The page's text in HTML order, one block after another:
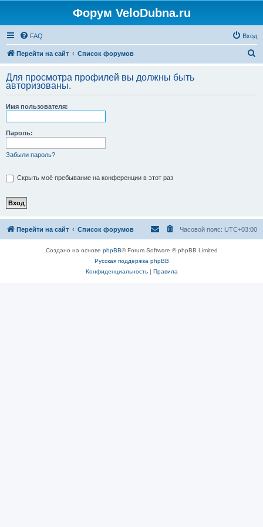
Форум VeloDubna.ru
FAQ Вход
Перейти на сайт Список форумов
с
Для просмотра профилей вы должны быть
авторизованы.
Имя пользователя:
Пароль:
Забыли пароль?
Скрыть моё пребывание на конференции в этот раз
Перейти на сайт Список форумов Часовой пояс: UTC+03:00
Создано на основе phpBB® Forum Software © phpBB Limited
Русская поддержка phpBB
Конфиденциальность| Правила